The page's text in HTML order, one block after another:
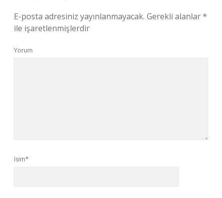
E-posta adresiniz yayınlanmayacak. Gerekli alanlar*
ile işaretlenmişlerdir
Yorum
İsim*